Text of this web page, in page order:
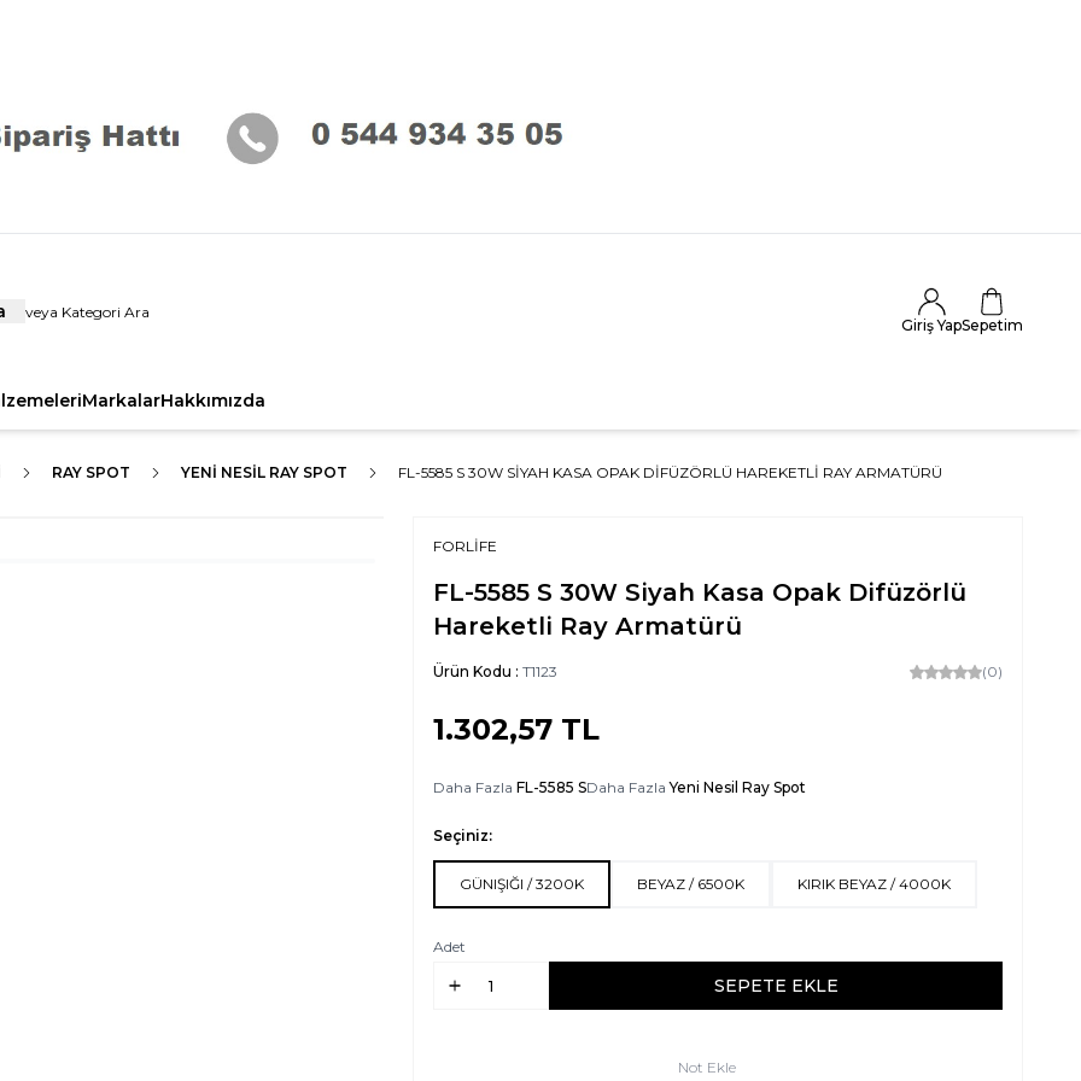
Giriş YapSepetim
MarkalarHakkımızda
RAY SPOT YENI NESIL RAY SPOT FL-5585 S 30W SIYAH KASA OPAK DIFÜZÖRLÜ HAREKETLI RAY ARMATÜRÜ
FORLİFE
FL-5585 S 30W Siyah Kasa Opak Difüzörlü
Hareketli Ray Armatürü
Ürün Kodu : T1123 (0)
1.302,57 TL
Daha Fazla FL-5585 SDaha FazlaYeni Nesil Ray Spot
Seçiniz:
GÜNIŞIĞI / 3200K BEYAZ / 6500K KIRIK BEYAZ / 4000K
Adet
SEPETE EKLE
Not Ekle